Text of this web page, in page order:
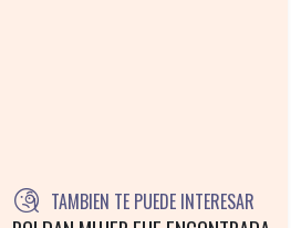
TAMBIEN TE PUEDE INTERESAR